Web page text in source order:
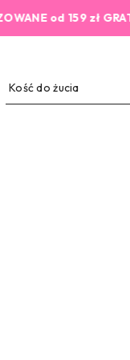
od 159 zł GRATIS!